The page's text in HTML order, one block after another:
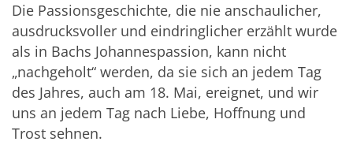
Die Passionsgeschichte, die nie anschaulicher,
ausdrucksvoller und eindringlicher erzählt wurde
als in Bachs Johannespassion, kann nicht
„nachgeholt“ werden, da sie sich an jedem Tag
des Jahres, auch am 18. Mai, ereignet, und wir
uns an jedem Tag nach Liebe, Hoffnung und
Trost sehnen.